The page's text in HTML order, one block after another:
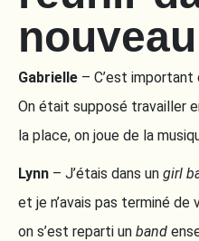
nouveau
Gabrielle – C’est
On était supposé travailler
la place, on joue de la
Lynn – J’étais dans un girl
et je n’avais pas terminé
on s’est reparti un band